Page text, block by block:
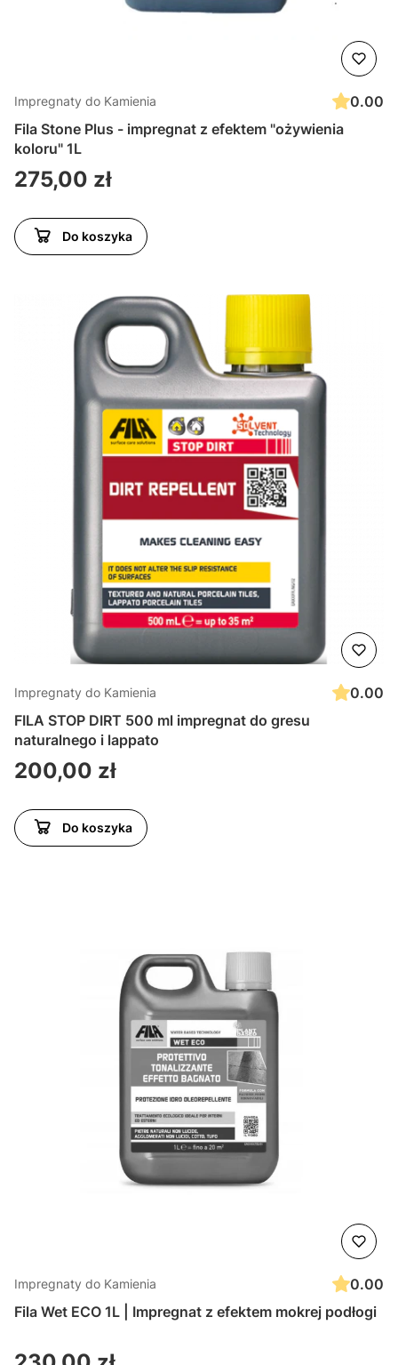
Impregnaty do Kamienia
0.00
Fila Stone Plus - impregnat z efektem "ożywienia
koloru" 1L
Cena
275,00 zł
Do koszyka
Impregnaty do Kamienia
0.00
FILA STOP DIRT 500 ml impregnat do gresu
naturalnego i lappato
Cena
200,00 zł
Do koszyka
Impregnaty do Kamienia
0.00
Fila Wet ECO 1L | Impregnat z efektem mokrej podłogi
Cena